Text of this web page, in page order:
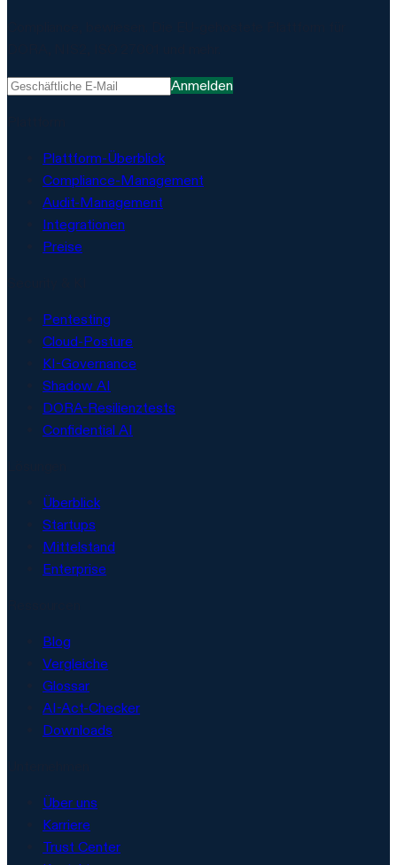
Anmelden
Plattform-Überblick
Compliance-Management
Audit-Management
Integrationen
Preise
Pentesting
Cloud-Posture
KI-Governance
Shadow AI
DORA-Resilienztests
Confidential AI
Überblick
Startups
Mittelstand
Enterprise
Blog
Vergleiche
Glossar
AI-Act-Checker
Downloads
Über uns
Karriere
Trust Center